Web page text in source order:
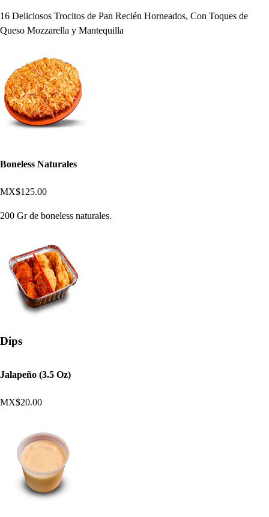
16 Deliciosos Trocitos de Pan Recién Horneados, Con Toques de
Queso Mozzarella y Mantequilla
Boneless Naturales
MX$125.00
200 Gr de boneless naturales.
Dips
Jalapeño (3.5 Oz)
MX$20.00